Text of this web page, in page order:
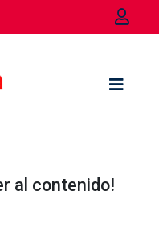
al contenido!